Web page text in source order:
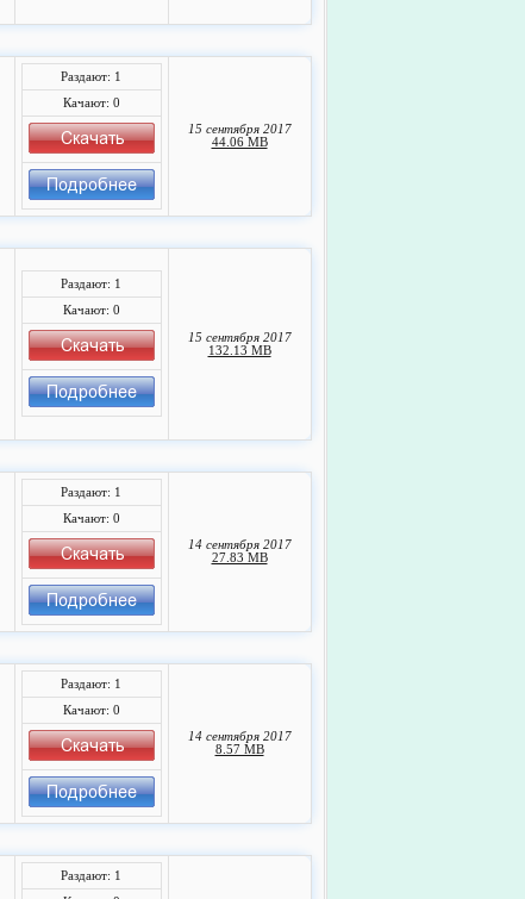
Раздают: 1
Качают: 0
15 сентября 2017
44.06 MB
Раздают: 1
Качают: 0
15 сентября 2017
132.13 MB
Раздают: 1
Качают: 0
14 сентября 2017
27.83 MB
Раздают: 1
Качают: 0
14 сентября 2017
8.57 MB
Раздают: 1